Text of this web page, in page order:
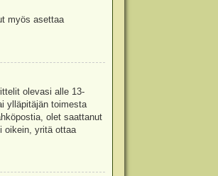
myös asettaa
olevasi alle 13-
ylläpitäjän toimesta
olet saattanut
oikein, yritä ottaa